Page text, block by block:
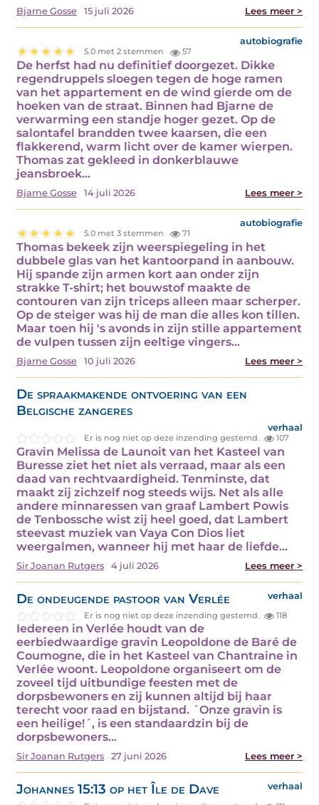
Bjarne Gosse 15 juli 2026 Lees meer >
autobiografie
5.0 met 2 stemmen 57
De herfst had nu definitief doorgezet. Dikke
regendruppels sloegen tegen de hoge ramen
van het appartement en de wind gierde om de
hoeken van de straat. Binnen had Bjarne de
verwarming een standje hoger gezet. Op de
salontafel brandden twee kaarsen, die een
flakkerend, warm licht over de kamer wierpen.
Thomas zat gekleed in donkerblauwe
jeansbroek…
Bjarne Gosse 14 juli 2026 Lees meer >
autobiografie
5.0 met 3 stemmen 71
Thomas bekeek zijn weerspiegeling in het
dubbele glas van het kantoorpand in aanbouw.
Hij spande zijn armen kort aan onder zijn
strakke T-shirt; het bouwstof maakte de
contouren van zijn triceps alleen maar scherper.
Op de steiger was hij de man die alles kon tillen.
Maar toen hij 's avonds in zijn stille appartement
de vulpen tussen zijn eeltige vingers…
Bjarne Gosse 10 juli 2026 Lees meer >
De spraakmakende ontvoering van een
Belgische zangeres
verhaal
Er is nog niet op deze inzending gestemd. 107
Gravin Melissa de Launoit van het Kasteel van
Buresse ziet het niet als verraad, maar als een
daad van rechtvaardigheid. Tenminste, dat
maakt zij zichzelf nog steeds wijs. Net als alle
andere minnaressen van graaf Lambert Powis
de Tenbossche wist zij heel goed, dat Lambert
steevast muziek van Vaya Con Dios liet
weergalmen, wanneer hij met haar de liefde…
Sir Joanan Rutgers 4 juli 2026 Lees meer >
De ondeugende pastoor van Verlée verhaal
Er is nog niet op deze inzending gestemd. 118
Iedereen in Verlée houdt van de
eerbiedwaardige gravin Leopoldone de Baré de
Coumogne, die in het Kasteel van Chantraine in
Verlée woont. Leopoldone organiseert om de
zoveel tijd uitbundige feesten met de
dorpsbewoners en zij kunnen altijd bij haar
terecht voor raad en bijstand. ´Onze gravin is
een heilige!´, is een standaardzin bij de
dorpsbewoners…
Sir Joanan Rutgers 27 juni 2026 Lees meer >
Johannes 15:13 op het Île de Dave verhaal